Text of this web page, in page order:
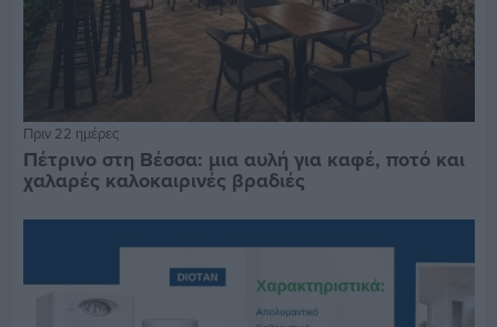
Πριν 22 ημέρες
Πέτρινο στη Βέσσα: μια αυλή για καφέ, ποτό και
χαλαρές καλοκαιρινές βραδιές